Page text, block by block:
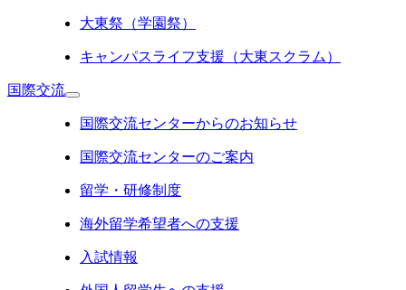
大東祭（学園祭）
キャンパスライフ支援（大東スクラム）
国際交流
国際交流センターからのお知らせ
国際交流センターのご案内
留学・研修制度
海外留学希望者への支援
入試情報